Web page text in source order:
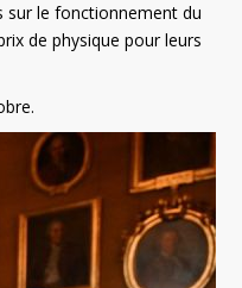
sur le fonctionnement du
de physique pour leurs